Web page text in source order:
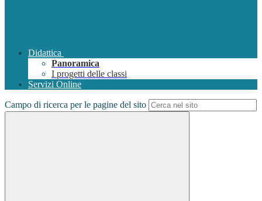
Didattica
Panoramica
I progetti delle classi
Servizi Online
Campo di ricerca per le pagine del sito